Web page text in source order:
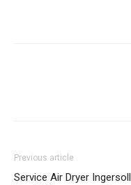
Previous article
Service Air Dryer Ingersoll